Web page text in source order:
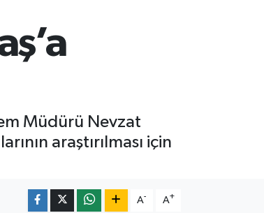
Müdürü Nevzat
araştırılması için
A- A+